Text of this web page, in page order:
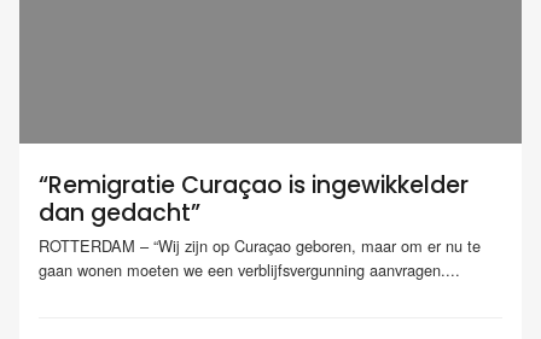
“Remigratie Curaçao is ingewikkelder
dan gedacht”
ROTTERDAM – “Wij zijn op Curaçao geboren, maar om er nu te
gaan wonen moeten we een verblijfsvergunning aanvragen....